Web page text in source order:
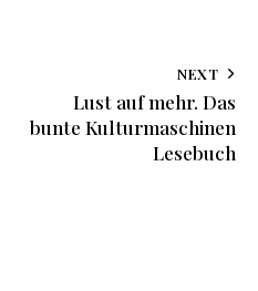
NEXT
Lust auf mehr. Das
bunte Kulturmaschinen
Lesebuch